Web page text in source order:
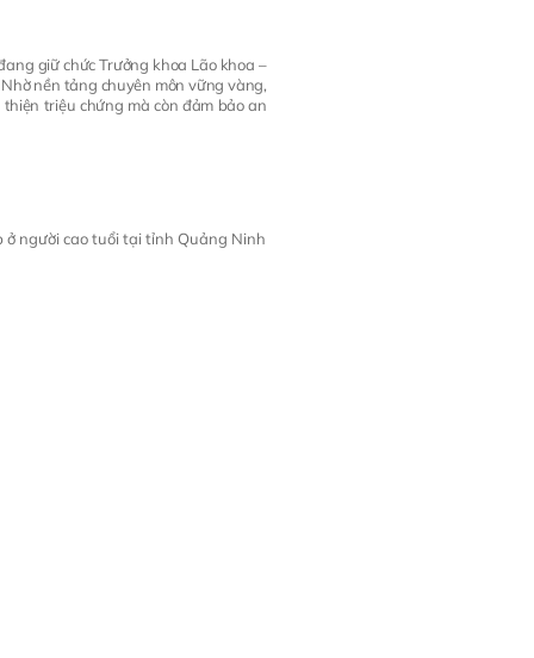
giữ chức Trưởng khoa Lão khoa –
Nhờ nền tảng chuyên môn vững vàng,
triệu chứng mà còn đảm bảo an